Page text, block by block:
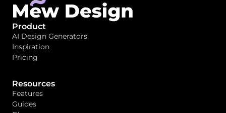
Product
AI Design Generators
Inspiration
Pricing
Resources
Features
Guides